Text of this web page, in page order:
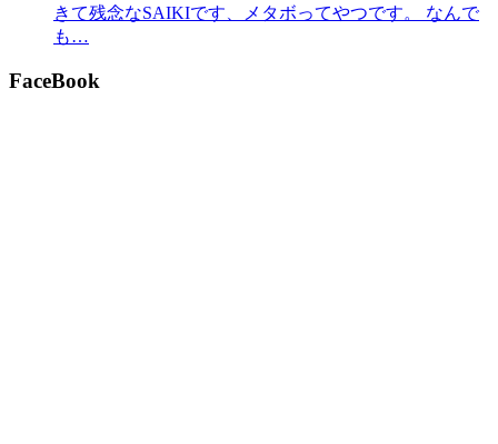
きて残念なSAIKIです、メタボってやつです。 なんで
も…
FaceBook